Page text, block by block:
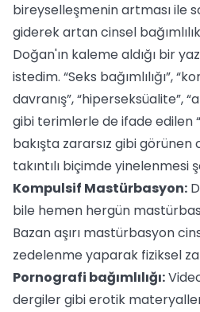
bireyselleşmenin artması ile
giderek artan cinsel
Doğan'ın kaleme aldığı bir
istedim. “Seks bağımlılığı”,
davranış”, “hiperseksüalite”,
gibi terimlerle de ifade edilen
bakışta zararsız gibi
takıntılı biçimde yinelenmesi
Kompulsif Mastürbasyon:
bile hemen hergün
Bazan aşırı mastürbasyon
zedelenme yaparak fiziksel
Pornografi bağımlılığı:
dergiler gibi erotik